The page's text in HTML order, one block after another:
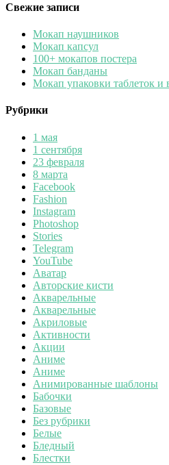
Свежие записи
Мокап наушников
Мокап капсул
100+ мокапов постера
Мокап банданы
Мокап упаковки таблеток
Рубрики
1 мая
1 сентября
23 февраля
8 марта
Facebook
Fashion
Instagram
Photoshop
Stories
Telegram
YouTube
Аватар
Авторские кисти
Акварельные
Акварельные
Акриловые
Активности
Акции
Аниме
Аниме
Анимированные шаблоны
Бабочки
Базовые
Без рубрики
Белые
Бледный
Блестки